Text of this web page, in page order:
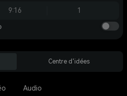
9:16 1
Centre d’idées
Audio